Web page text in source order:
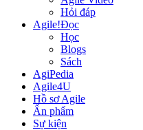
Hỏi đáp
Agile!Đọc
Học
Blogs
Sách
AgiPedia
Agile4U
Hồ sơ Agile
Ấn phẩm
Sự kiện